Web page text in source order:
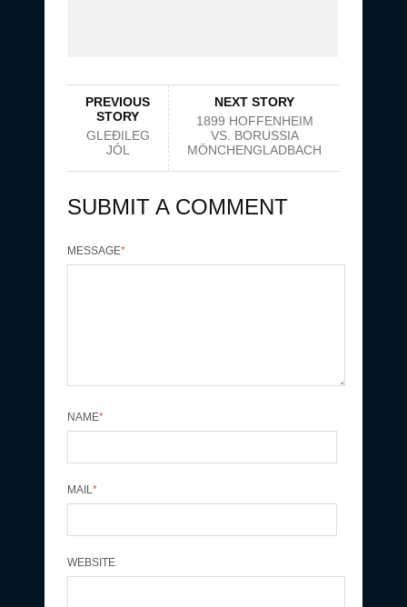
PREVIOUS
STORY
GLEÐILEG
JÓL
NEXT STORY
1899 HOFFENHEIM
VS. BORUSSIA
MÖNCHENGLADBACH
SUBMIT A COMMENT
MESSAGE*
NAME*
MAIL*
WEBSITE